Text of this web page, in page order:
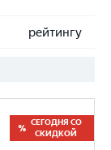
рейтингу
СЕГОДНЯ СО
СКИДКОЙ